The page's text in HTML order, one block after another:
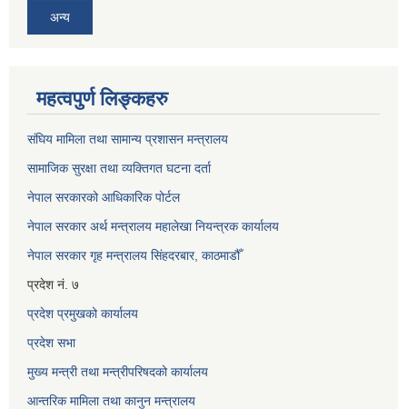
अन्य
महत्वपुर्ण लिङ्कहरु
संघिय मामिला तथा सामान्य प्रशासन मन्त्रालय
सामाजिक सुरक्षा तथा व्यक्तिगत घटना दर्ता
नेपाल सरकारको आधिकारिक पोर्टल
नेपाल सरकार अर्थ मन्त्रालय महालेखा नियन्त्रक कार्यालय
नेपाल सरकार गृह मन्त्रालय सिंहदरबार, काठमाडौँ
प्रदेश नं. ७
प्रदेश प्रमुखको कार्यालय
प्रदेश सभा
मुख्य मन्त्री तथा मन्त्रीपरिषदको कार्यालय
आन्तरिक मामिला तथा कानुन मन्त्रालय